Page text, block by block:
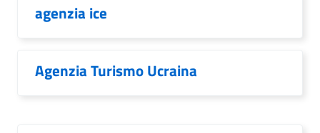
agenzia ice
Agenzia Turismo Ucraina